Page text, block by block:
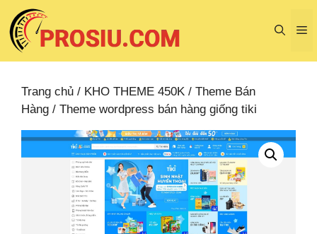
Chuyển
đến
nội
dung
Trang chủ / KHO THEME 450K / Theme Bán
Hàng / Theme wordpress bán hàng giống tiki